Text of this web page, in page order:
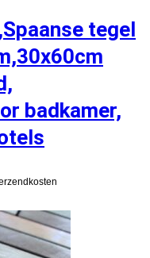
tegel
badkamer,